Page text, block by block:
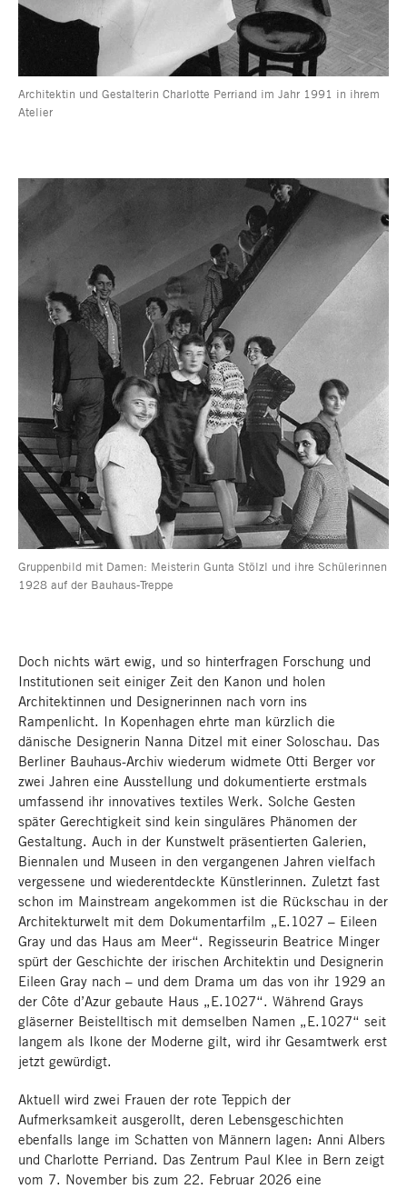
Architektin und Gestalterin Charlotte Perriand im Jahr 1991 in ihrem
Atelier
Gruppenbild mit Damen: Meisterin Gunta Stölzl und ihre Schülerinnen
1928 auf der Bauhaus-Treppe
Doch nichts wärt ewig, und so hinterfragen Forschung und
Institutionen seit einiger Zeit den Kanon und holen
Architektinnen und Designerinnen nach vorn ins
Rampenlicht. In Kopenhagen ehrte man kürzlich die
dänische Designerin Nanna Ditzel mit einer Soloschau. Das
Berliner Bauhaus-Archiv wiederum widmete Otti Berger vor
zwei Jahren eine Ausstellung und dokumentierte erstmals
umfassend ihr innovatives textiles Werk. Solche Gesten
später Gerechtigkeit sind kein singuläres Phänomen der
Gestaltung. Auch in der Kunstwelt präsentierten Galerien,
Biennalen und Museen in den vergangenen Jahren vielfach
vergessene und wiederentdeckte Künstlerinnen. Zuletzt fast
schon im Mainstream angekommen ist die Rückschau in der
Architekturwelt mit dem Dokumentarfilm „E.1027 – Eileen
Gray und das Haus am Meer“. Regisseurin Beatrice Minger
spürt der Geschichte der irischen Architektin und Designerin
Eileen Gray nach – und dem Drama um das von ihr 1929 an
der Côte d’Azur gebaute Haus „E.1027“. Während Grays
gläserner Beistelltisch mit demselben Namen „E.1027“ seit
langem als Ikone der Moderne gilt, wird ihr Gesamtwerk erst
jetzt gewürdigt.
Aktuell wird zwei Frauen der rote Teppich der
Aufmerksamkeit ausgerollt, deren Lebensgeschichten
ebenfalls lange im Schatten von Männern lagen: Anni Albers
und Charlotte Perriand. Das Zentrum Paul Klee in Bern zeigt
vom 7. November bis zum 22. Februar 2026 eine